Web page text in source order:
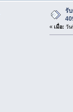
รั
« เมื่อ: วัน